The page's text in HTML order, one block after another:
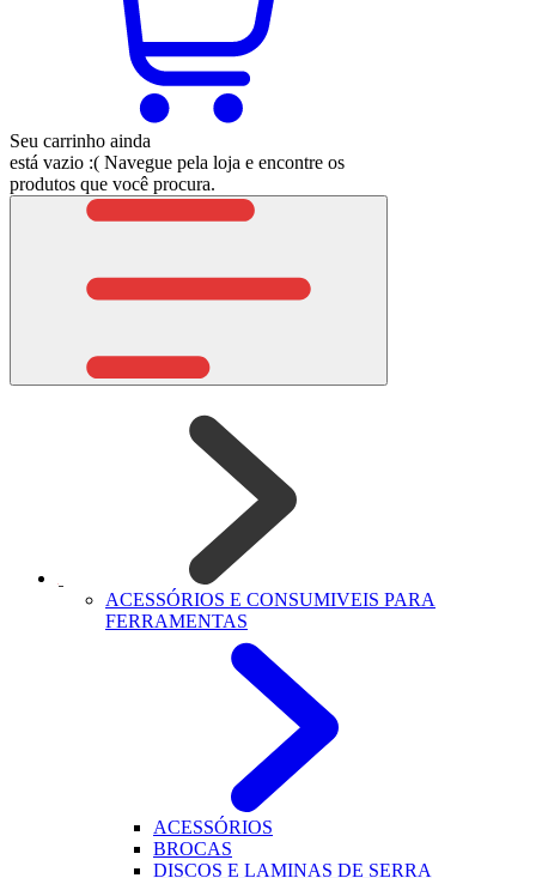
Seu carrinho ainda
está vazio :( Navegue pela loja e encontre os
produtos que você procura.
ACESSÓRIOS E CONSUMIVEIS PARA
FERRAMENTAS
ACESSÓRIOS
BROCAS
DISCOS E LAMINAS DE SERRA